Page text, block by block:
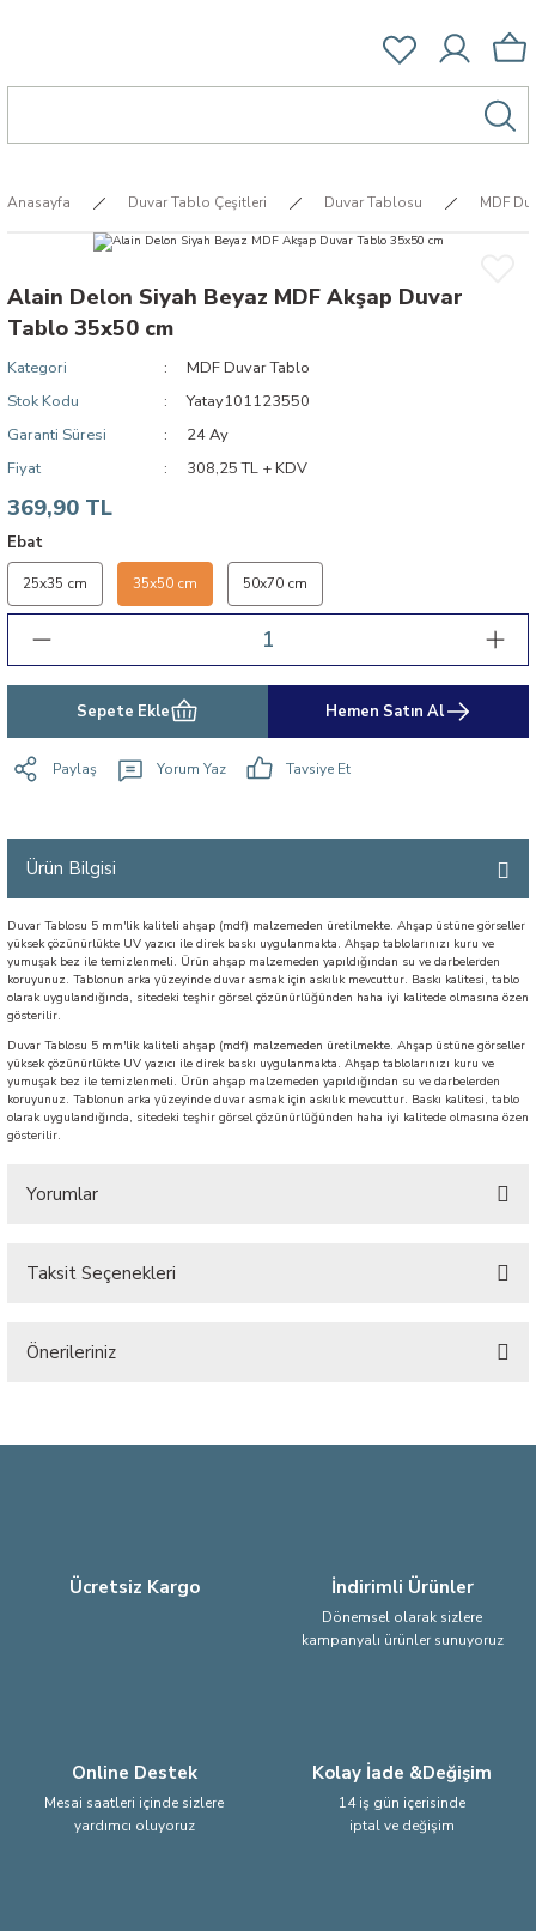
Anasayfa Duvar Tablo Çeşitleri Duvar Tablosu MDF
Alain Delon Siyah Beyaz MDF Akşap Duvar
Tablo 35x50 cm
Kategori
MDF Duvar Tablo
Stok Kodu
Yatay101123550
Garanti Süresi
24 Ay
Fiyat
308,25 TL + KDV
369,90 TL
Ebat
25x35 cm 35x50 cm 50x70 cm
Sepete Ekle Hemen Satın Al
Paylaş Yorum Yaz Tavsiye Et
Ürün Bilgisi
Duvar Tablosu 5 mm'lik kaliteli ahşap (mdf) malzemeden üretilmekte. Ahşap üstüne görseller
yüksek çözünürlükte UV yazıcı ile direk baskı uygulanmakta. Ahşap tablolarınızı kuru ve
yumuşak bez ile temizlenmeli. Ürün ahşap malzemeden yapıldığından su ve darbelerden
koruyunuz. Tablonun arka yüzeyinde duvar asmak için askılık mevcuttur. Baskı kalitesi, tablo
olarak uygulandığında, sitedeki teşhir görsel çözünürlüğünden haha iyi kalitede olmasına özen
gösterilir.
Duvar Tablosu 5 mm'lik kaliteli ahşap (mdf) malzemeden üretilmekte. Ahşap üstüne görseller
yüksek çözünürlükte UV yazıcı ile direk baskı uygulanmakta. Ahşap tablolarınızı kuru ve
yumuşak bez ile temizlenmeli. Ürün ahşap malzemeden yapıldığından su ve darbelerden
koruyunuz. Tablonun arka yüzeyinde duvar asmak için askılık mevcuttur. Baskı kalitesi, tablo
olarak uygulandığında, sitedeki teşhir görsel çözünürlüğünden haha iyi kalitede olmasına özen
gösterilir.
Yorumlar
Taksit Seçenekleri
Önerileriniz
Ürün açıklamasında eksik bilgiler bulunuyor.
Ücretsiz Kargo İndirimli Ürünler
Dönemsel olarak sizlere
kampanyalı ürünler sunuyoruz
Online Destek
Mesai saatleri içinde sizlere
yardımcı oluyoruz
Kolay İade &Değişim
14 iş gün içerisinde
iptal ve değişim